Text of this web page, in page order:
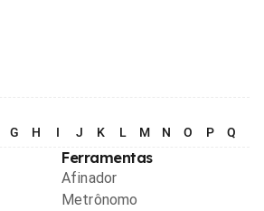
G H I J K L M N O P Q
Ferramentas
Afinador
Metrônomo